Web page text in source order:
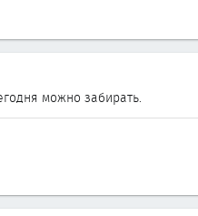
можно забирать.